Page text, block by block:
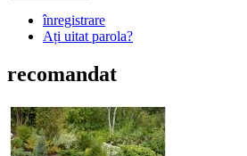
înregistrare
Ați uitat parola?
recomandat